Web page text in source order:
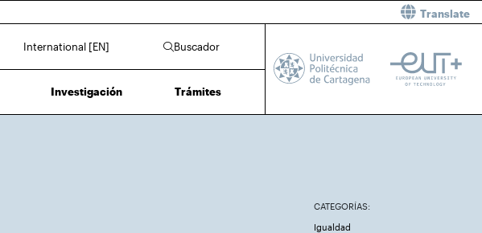
Translate
International [EN] Buscador
Investigación Trámites
CATEGORÍAS:
Igualdad